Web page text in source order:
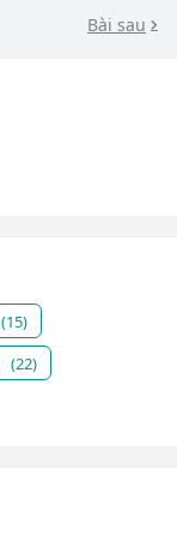
Bài sau
(15)
(22)